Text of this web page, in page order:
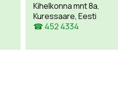
Kihelkonna mnt 8a,
Kuressaare, Eesti
☎ 452 4334